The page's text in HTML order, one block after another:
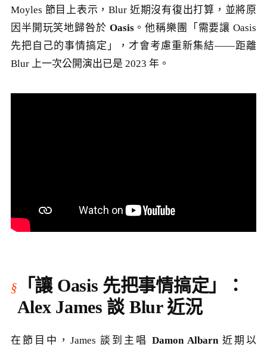
Moyles 節目上表示，Blur 近期沒有復出打算，並將原
因半開玩笑地歸咎於 Oasis。他稱樂團「需要讓 Oasis
先把自己的事情搞定」，才會考慮重新集結——距離
Blur 上一次公開演出已是 2023 年。
「讓 Oasis 先把事情搞定」：
Alex James 談 Blur 近況
在節目中，James 談到主唱 Damon Albarn近期以